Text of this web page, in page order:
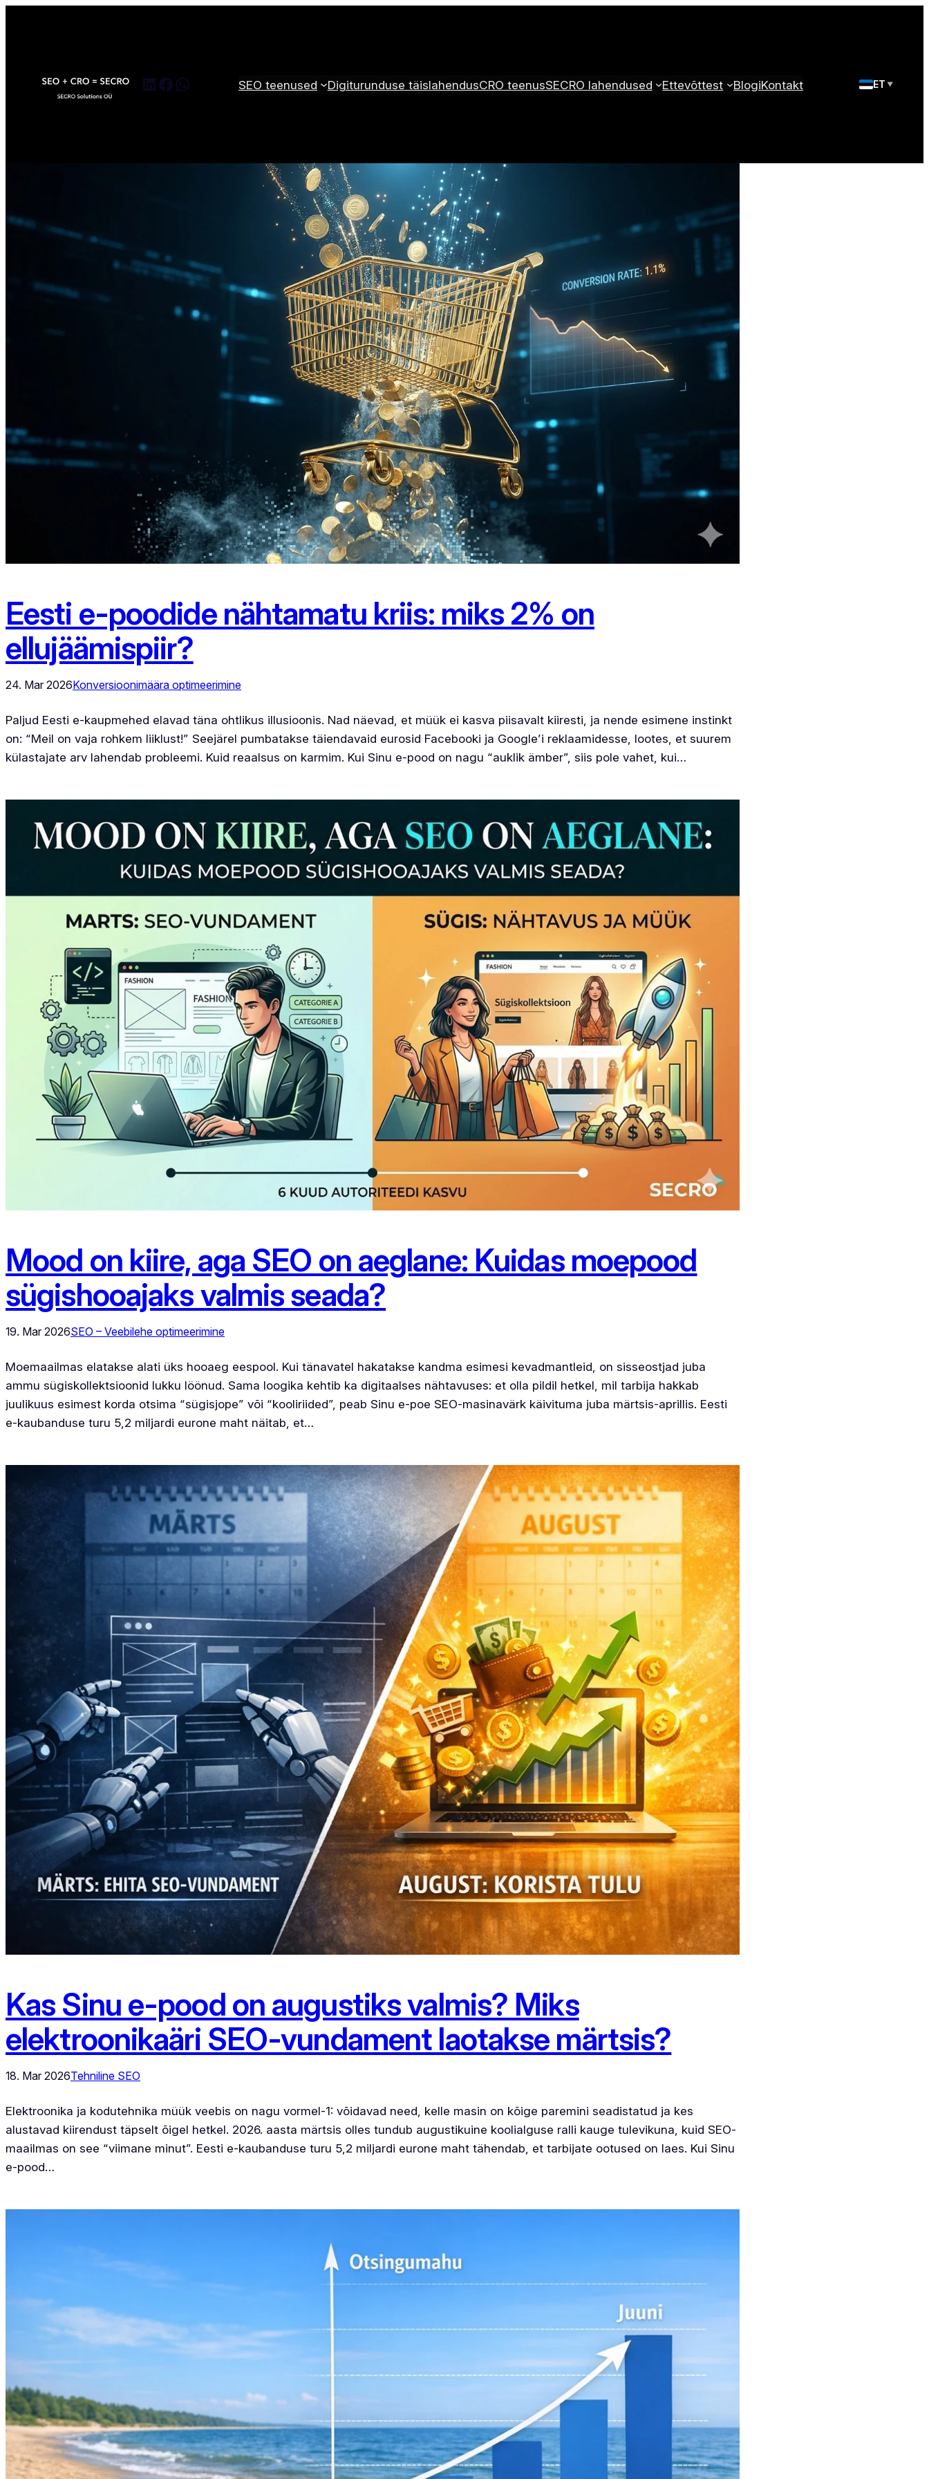
LinkedIn
Facebook
WhatsAppSEO teenused Digiturunduse täislahendusCRO teenusSECRO lahendused Ettevõttest BlogiKontakt ET ▼
Eesti e-poodide nähtamatu kriis: miks 2% on
ellujäämispiir?
24. Mar 2026Konversioonimäära optimeerimine
Paljud Eesti e-kaupmehed elavad täna ohtlikus illusioonis. Nad näevad, et müük ei kasva piisavalt kiiresti, ja nende esimene instinkt
on: “Meil on vaja rohkem liiklust!” Seejärel pumbatakse täiendavaid eurosid Facebooki ja Google’i reklaamidesse, lootes, et suurem
külastajate arv lahendab probleemi. Kuid reaalsus on karmim. Kui Sinu e-pood on nagu “auklik ämber”, siis pole vahet, kui…
Mood on kiire, aga SEO on aeglane: Kuidas moepood
sügishooajaks valmis seada?
19. Mar 2026SEO – Veebilehe optimeerimine
Moemaailmas elatakse alati üks hooaeg eespool. Kui tänavatel hakatakse kandma esimesi kevadmantleid, on sisseostjad juba
ammu sügiskollektsioonid lukku löönud. Sama loogika kehtib ka digitaalses nähtavuses: et olla pildil hetkel, mil tarbija hakkab
juulikuus esimest korda otsima “sügisjope” või “kooliriided”, peab Sinu e-poe SEO-masinavärk käivituma juba märtsis-aprillis. Eesti
e-kaubanduse turu 5,2 miljardi eurone maht näitab, et…
Kas Sinu e-pood on augustiks valmis? Miks
elektroonikaäri SEO-vundament laotakse märtsis?
18. Mar 2026Tehniline SEO
Elektroonika ja kodutehnika müük veebis on nagu vormel-1: võidavad need, kelle masin on kõige paremini seadistatud ja kes
alustavad kiirendust täpselt õigel hetkel. 2026. aasta märtsis olles tundub augustikuine koolialguse ralli kauge tulevikuna, kuid SEO-
maailmas on see “viimane minut”. Eesti e-kaubanduse turu 5,2 miljardi eurone maht tähendab, et tarbijate ootused on laes. Kui Sinu
e-pood…